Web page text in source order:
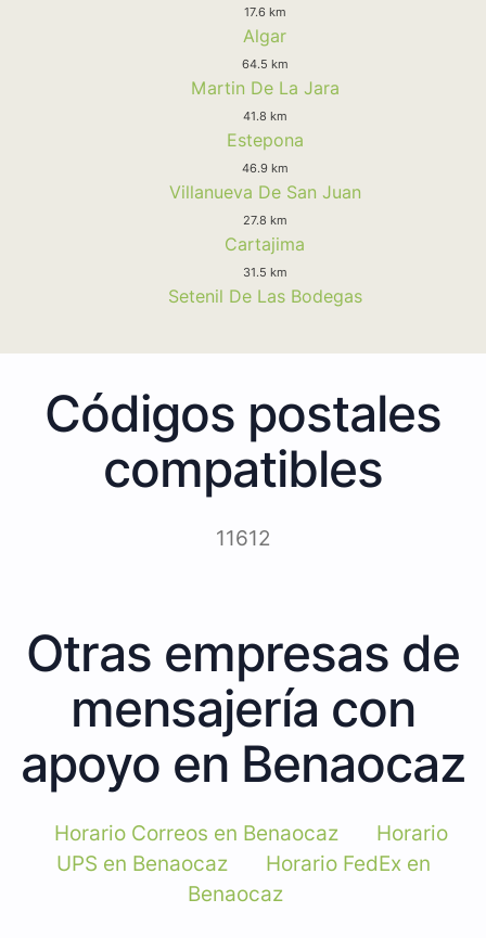
17.6 km
Algar
64.5 km
Martin De La Jara
41.8 km
Estepona
46.9 km
Villanueva De San Juan
27.8 km
Cartajima
31.5 km
Setenil De Las Bodegas
Códigos postales
compatibles
11612
Otras empresas de
mensajería con
apoyo en Benaocaz
Horario Correos en Benaocaz
Horario
UPS en Benaocaz
Horario FedEx en
Benaocaz